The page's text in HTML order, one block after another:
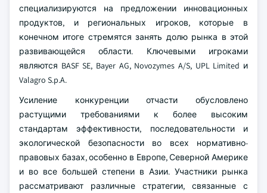
специализируются на предложении инновационных
продуктов, и региональных игроков, которые в
конечном итоге стремятся занять долю рынка в этой
развивающейся области. Ключевыми игроками
являются BASF SE, Bayer AG, Novozymes A/S, UPL Limited и
Valagro S.p.A.
Усиление конкуренции отчасти обусловлено
растущими требованиями к более высоким
стандартам эффективности, последовательности и
экологической безопасности во всех нормативно-
правовых базах, особенно в Европе, Северной Америке
и во все большей степени в Азии. Участники рынка
рассматривают различные стратегии, связанные с